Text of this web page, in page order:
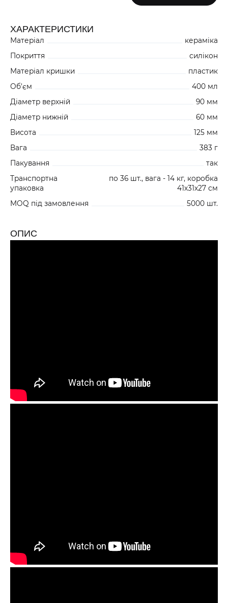
+504
312
+504
ФІОЛЕТОВИЙ 51K025CY0
480
+504
ХАРАКТЕРИСТИКИ
Матеріал
кераміка
Покриття
силікон
Матеріал кришки
пластик
Об'єм
400 мл
Діаметр верхній
90 мм
Діаметр нижній
60 мм
Висота
125 мм
Вага
383 г
Пакування
так
Транспортна
упаковка
по 36 шт., вага - 14 кг, коробка
41х31х27 см
MOQ під замовлення
5000 шт.
ОПИС